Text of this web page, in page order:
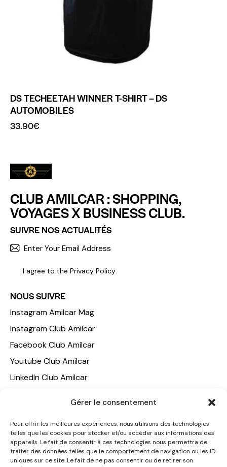
Gérer le consentement
Pour offrir les meilleures expériences, nous utilisons des technologies
telles que les cookies pour stocker et/ou accéder aux informations des
appareils. Le fait de consentir à ces technologies nous permettra de
traiter des données telles que le comportement de navigation ou les ID
uniques sur ce site. Le fait de ne pas consentir ou de retirer son
DS TECHEETAH WINNER T-SHIRT – DS
AUTOMOBILES
33.90€
CLUB AMILCAR : SHOPPING,
VOYAGES X BUSINESS CLUB.
SUIVRE NOS ACTUALITÉS
I agree to the Privacy Policy
NOUS SUIVRE
Instagram Amilcar Mag
Instagram Club Amilcar
Facebook Club Amilcar
Youtube Club Amilcar
LinkedIn Club Amilcar
NOTRE GROUPE
ACCUEIL
AMILCAR TRAVEL CLUB
CLUB AMILCAR, Club d'affaires international